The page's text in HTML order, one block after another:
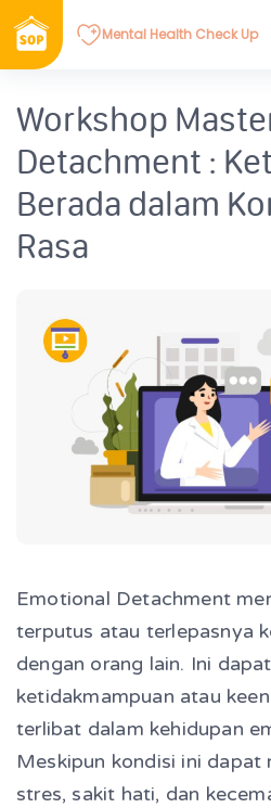
Mental Health Check Up
Workshop
Detachment :
Berada dalam
Rasa
Emotional Detachment
terputus atau terlepasnya
dengan orang lain. Ini
ketidakmampuan atau
terlibat dalam kehidupan
Meskipun kondisi ini dapat
stres, sakit hati, dan